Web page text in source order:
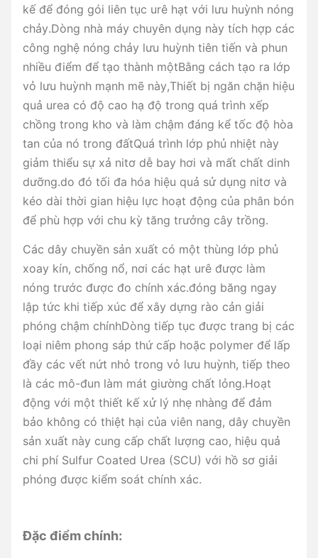
kế để đóng gói liên tục urê hạt với lưu huỳnh nóng
chảy.Dòng nhà máy chuyên dụng này tích hợp các
công nghệ nóng chảy lưu huỳnh tiên tiến và phun
nhiều điểm để tạo thành mộtBằng cách tạo ra lớp
vỏ lưu huỳnh mạnh mẽ này,Thiết bị ngăn chặn hiệu
quả urea có độ cao hạ độ trong quá trình xếp
chồng trong kho và làm chậm đáng kể tốc độ hòa
tan của nó trong đấtQuá trình lớp phủ nhiệt này
giảm thiểu sự xả nitơ dễ bay hơi và mất chất dinh
dưỡng.do đó tối đa hóa hiệu quả sử dụng nitơ và
kéo dài thời gian hiệu lực hoạt động của phân bón
để phù hợp với chu kỳ tăng trưởng cây trồng.
Các dây chuyền sản xuất có một thùng lớp phủ
xoay kín, chống nổ, nơi các hạt urê được làm
nóng trước được đo chính xác.đóng băng ngay
lập tức khi tiếp xúc để xây dựng rào cản giải
phóng chậm chínhDòng tiếp tục được trang bị các
loại niêm phong sáp thứ cấp hoặc polymer để lấp
đầy các vết nứt nhỏ trong vỏ lưu huỳnh, tiếp theo
là các mô-đun làm mát giường chất lỏng.Hoạt
động với một thiết kế xử lý nhẹ nhàng để đảm
bảo không có thiệt hại của viên nang, dây chuyền
sản xuất này cung cấp chất lượng cao, hiệu quả
chi phí Sulfur Coated Urea (SCU) với hồ sơ giải
phóng được kiểm soát chính xác.
Đặc điểm chính: